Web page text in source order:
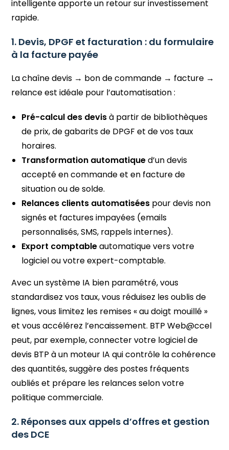
intelligente apporte un retour sur investissement
rapide.
1. Devis, DPGF et facturation : du formulaire
à la facture payée
La chaîne devis → bon de commande → facture →
relance est idéale pour l’automatisation :
Pré-calcul des devisà partir de bibliothèques
de prix, de gabarits de DPGF et de vos taux
horaires.
Transformation automatiqued’un devis
accepté en commande et en facture de
situation ou de solde.
Relances clients automatisées pour devis non
signés et factures impayées (emails
personnalisés, SMS, rappels internes).
Export comptableautomatique vers votre
logiciel ou votre expert-comptable.
Avec un système IA bien paramétré, vous
standardisez vos taux, vous réduisez les oublis de
lignes, vous limitez les remises « au doigt mouillé »
et vous accélérez l’encaissement. BTP Web@ccel
peut, par exemple, connecter votre logiciel de
devis BTP à un moteur IA qui contrôle la cohérence
des quantités, suggère des postes fréquents
oubliés et prépare les relances selon votre
politique commerciale.
2. Réponses aux appels d’offres et gestion
des DCE